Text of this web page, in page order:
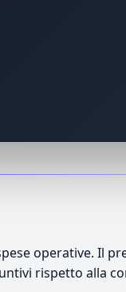
operative. Il
rispetto alla